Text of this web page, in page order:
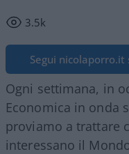
3.5k
Segui nicolaporro.it
Ogni settimana, in
Economica in onda
proviamo a trattare
interessano il